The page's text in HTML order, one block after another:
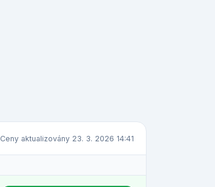
Ceny aktualizovány 23. 3. 2026 14:41